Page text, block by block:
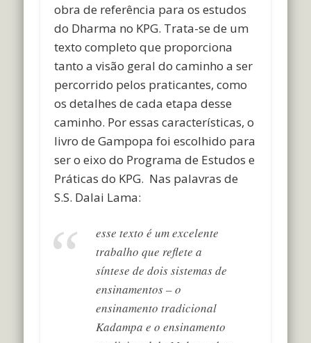
obra de referência para os estudos
do Dharma no KPG. Trata-se de um
texto completo que proporciona
tanto a visão geral do caminho a ser
percorrido pelos praticantes, como
os detalhes de cada etapa desse
caminho. Por essas características, o
livro de Gampopa foi escolhido para
ser o eixo do Programa de Estudos e
Práticas do KPG. Nas palavras de
S.S. Dalai Lama:
esse texto é um excelente
trabalho que reflete a
síntese de dois sistemas de
ensinamentos – o
ensinamento tradicional
Kadampa e o ensinamento